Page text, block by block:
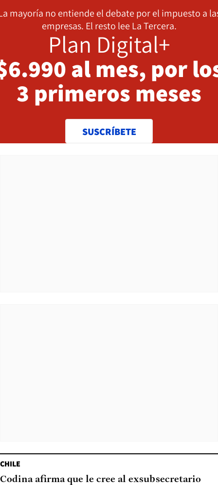
mayoría no entiende el debate por el impuesto a
empresas. El resto lee La Tercera.
Plan Digital+
al mes, por
3 primeros meses
SUSCRÍBETE
CHILE
Codina afirma que le cree al exsubsecretario